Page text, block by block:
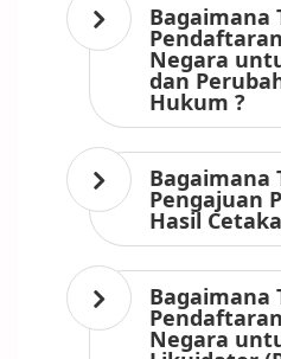
Bagaimana
Negara
dan
Hukum ?
Bagaimana
Pengajuan
Hasil
Bagaimana
Negara